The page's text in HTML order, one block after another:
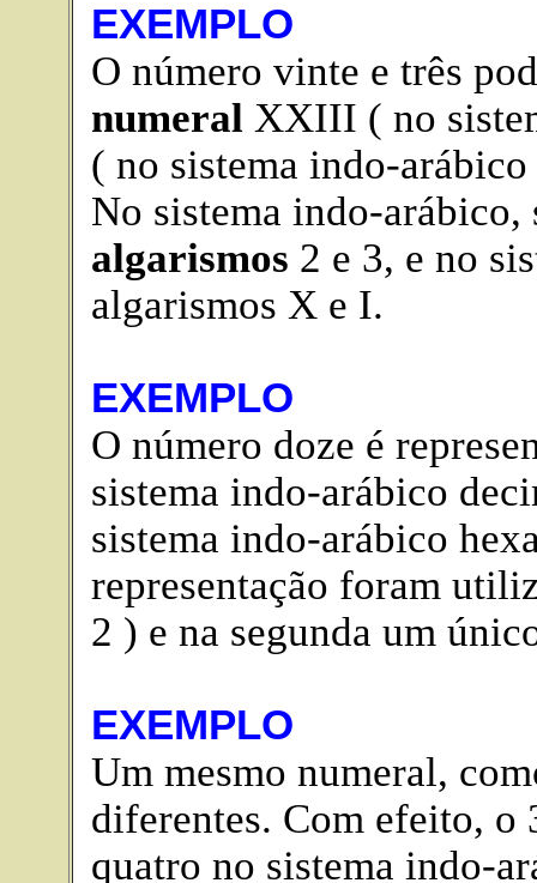
EXEMPLO
O número vinte e três
numeral XXIII ( no
( no sistema indo-
No sistema indo-arábico,
algarismos 2 e 3, e no
algarismos X e I.
EXEMPLO
O número doze é
sistema indo-arábico
sistema indo-arábico
representação foram
2 ) e na segunda um
EXEMPLO
Um mesmo numeral,
diferentes. Com efeito, o
quatro no sistema indo-